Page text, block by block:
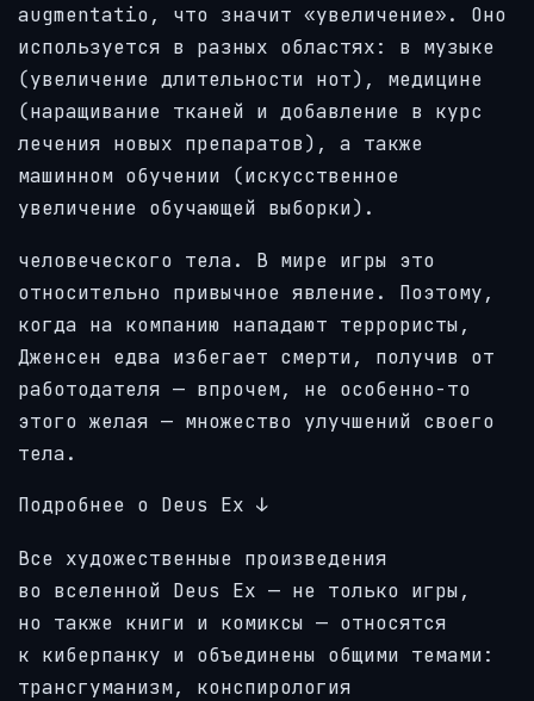
augmentatio, что значит «увеличение». Оно
используется в разных областях: в музыке
(увеличение длительности нот), медицине
(наращивание тканей и добавление в курс
лечения новых препаратов), а также
машинном обучении (искусственное
увеличение обучающей выборки).
человеческого тела. В мире игры это
относительно привычное явление. Поэтому,
когда на компанию нападают террористы,
Дженсен едва избегает смерти, получив от
работодателя — впрочем, не особенно-то
этого желая — множество улучшений своего
тела.
Подробнее о Deus Ex ↓
Все художественные произведения
во вселенной Deus Ex — не только игры,
но также книги и комиксы — относятся
к киберпанку и объединены общими темами:
трансгуманизм, конспирология